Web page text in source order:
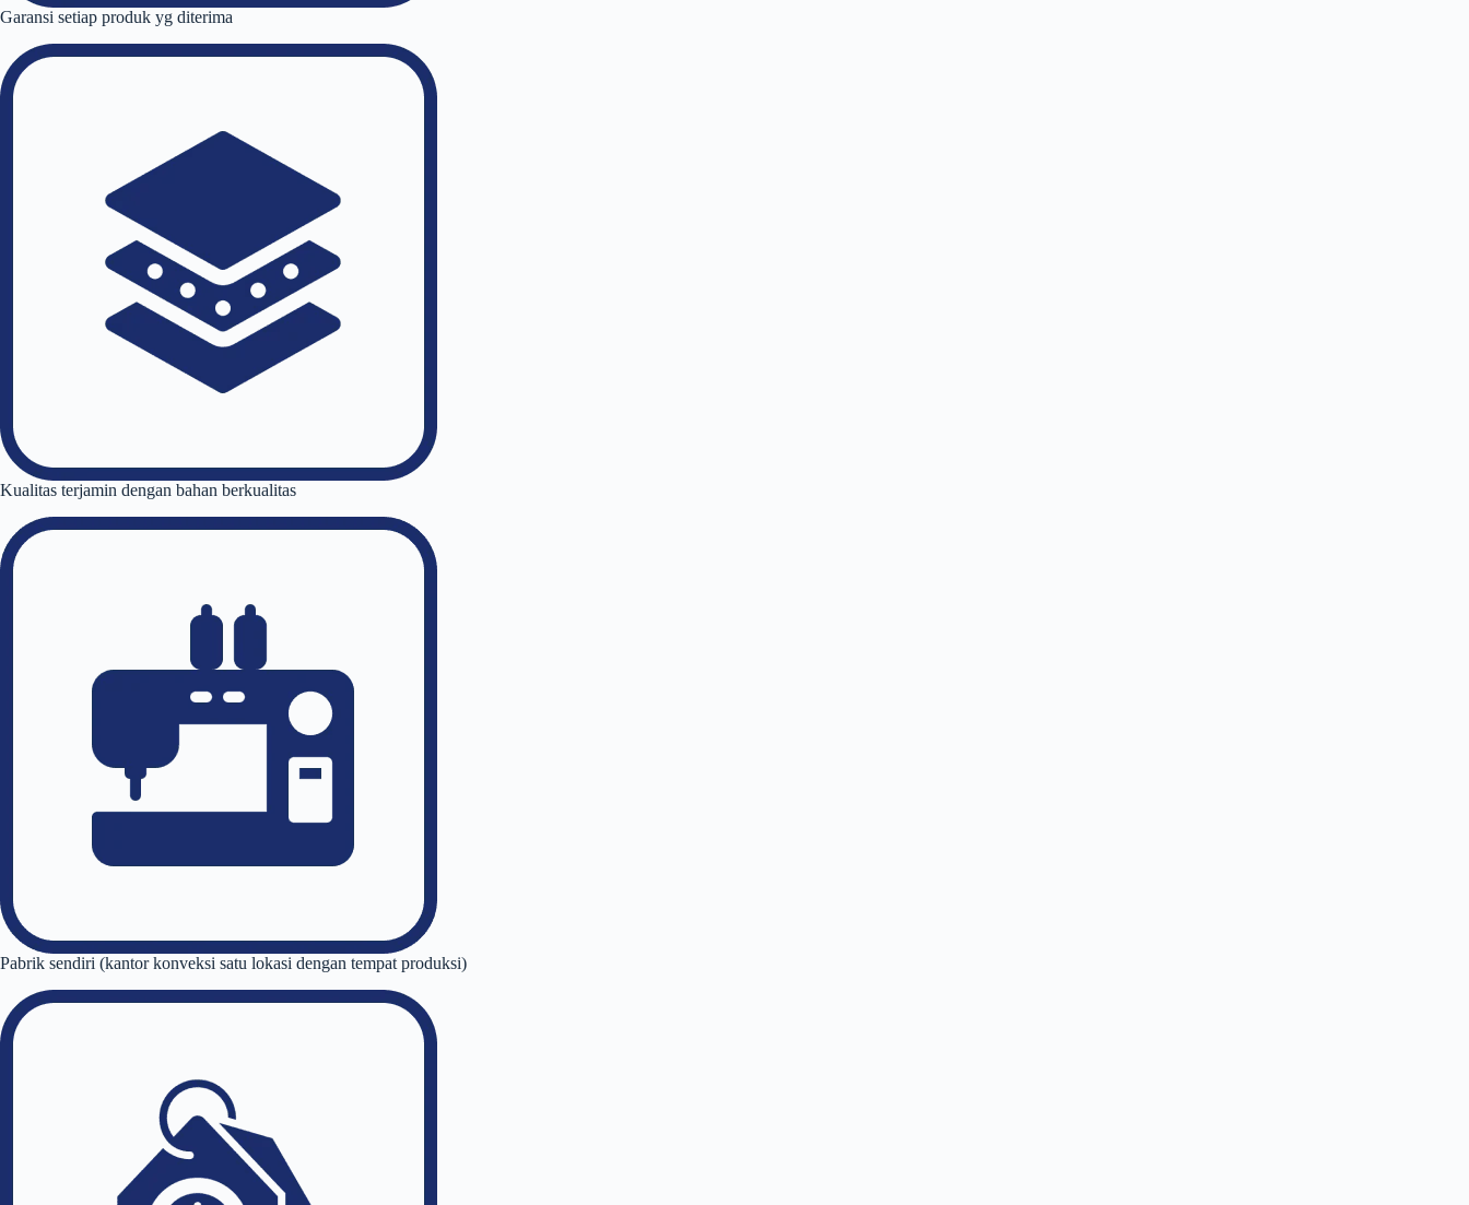
Garansi setiap produk yg diterima
Kualitas terjamin dengan bahan berkualitas
Pabrik sendiri (kantor konveksi satu lokasi dengan tempat produksi)